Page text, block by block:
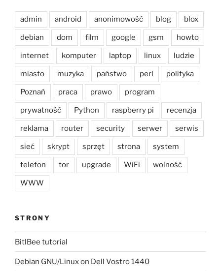
admin android anonimowość blog blox
debian dom film google gsm howto
internet komputer laptop linux ludzie
miasto muzyka państwo perl polityka
Poznań praca prawo program
prywatność Python raspberry pi recenzja
reklama router security serwer serwis
sieć skrypt sprzęt strona system
telefon tor upgrade WiFi wolność
WWW
STRONY
BitlBee tutorial
Debian GNU/Linux on Dell Vostro 1440